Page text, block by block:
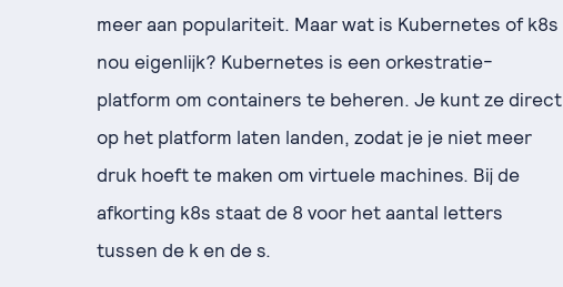
meer aan populariteit. Maar wat is Kubernetes of k8s
nou eigenlijk? Kubernetes is een orkestratie-
platform om containers te beheren. Je kunt ze direct
op het platform laten landen, zodat je je niet meer
druk hoeft te maken om virtuele machines. Bij de
afkorting k8s staat de 8 voor het aantal letters
tussen de k en de s.